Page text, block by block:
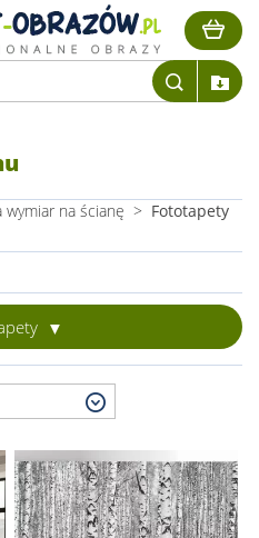
na ścianę > Fototapety